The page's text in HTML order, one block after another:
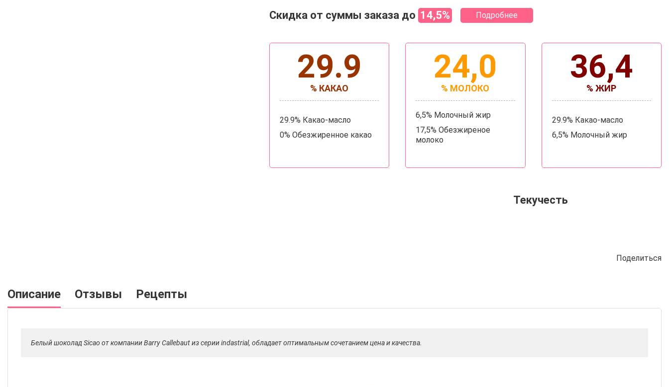
Скидка от суммы заказа до 14,5% Подробнее
29.9
% КАКАО
29.9% Какао-масло
0% Обезжиренное какао
24,0
% МОЛОКО
6,5% Молочный жир
17,5% Обезжиреное
молоко
36,4
% ЖИР
29.9% Какао-масло
6,5% Молочный жир
Текучесть
Поделиться
Описание Отзывы Рецепты
Белый шоколад Sicao от компании Barry Callebaut из серии indastrial, обладает оптимальным сочетанием цена и качества.